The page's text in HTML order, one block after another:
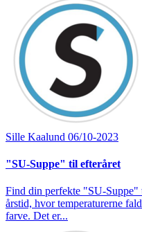
Sille Kaalund 06/10-2023
"SU-Suppe" til efteråret
Find din perfekte "SU-Suppe"
årstid, hvor temperaturerne
farve. Det er...